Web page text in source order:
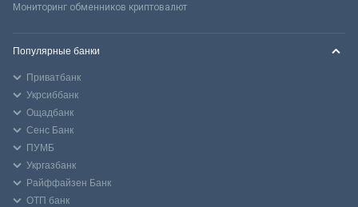
Мониторинг обменников криптовалют
Популярные банки
Приватбанк
Укрсиббанк
Ощадбанк
Сенс Банк
ПУМБ
Укргазбанк
Райффайзен Банк
ОТП банк